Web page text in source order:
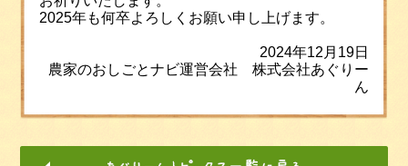
2025年も何卒よろしくお願い申し上げます。
2024年12月19日
農家のおしごとナビ運営会社 株式会社あぐりー
ん